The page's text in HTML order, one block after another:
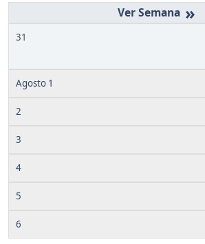
»
31
Agosto 1
2
3
4
5
6